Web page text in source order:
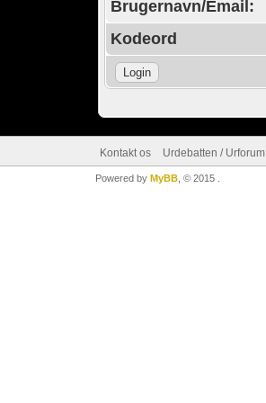
Brugernavn/Email:
Kodeord
Kontakt os Urdebatten / Urforum
Powered by MyBB, © 2015